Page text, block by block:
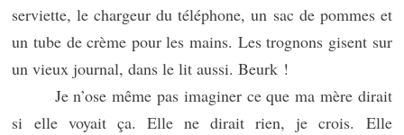
serviette, le chargeur du téléphone, un sac de pommes et
un tube de crème pour les mains. Les trognons gisent sur
un vieux journal, dans le lit aussi. Beurk !
Je n’ose même pas imaginer ce que ma mère dirait
si elle voyait ça. Elle ne dirait rien, je crois. Elle